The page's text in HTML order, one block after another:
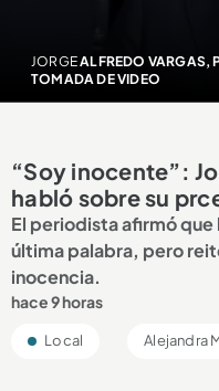
JORGEALFREDO VARGAS,
TOMADA DE VIDEO
“Soy inocente”:
habló sobre su
El periodista afirmó que
última palabra, pero
inocencia.
hace 9 horas
Local Alejandra